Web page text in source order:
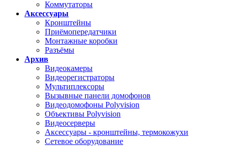
Коммутаторы
Аксессуары
Кронштейны
Приёмопередатчики
Монтажные коробки
Разъёмы
Архив
Видеокамеры
Видеорегистраторы
Мультиплексоры
Вызывные панели домофонов
Видеодомофоны Polyvision
Объективы Polyvision
Видеосерверы
Аксессуары - кронштейны, термокожухи
Сетевое оборудование